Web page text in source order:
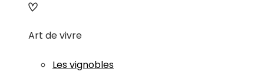
Art de vivre
Les vignobles